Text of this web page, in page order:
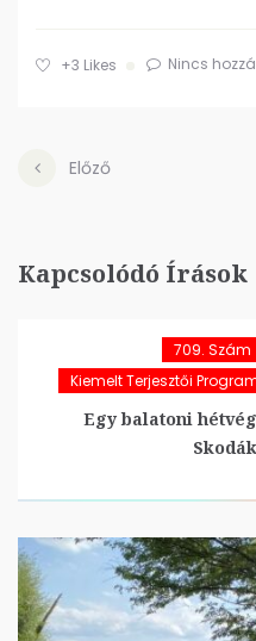
+3 Likes Nincs
Előző
Kapcsolódó Írások
709. Szám
Kiemelt Terjesztői
Egy balatoni